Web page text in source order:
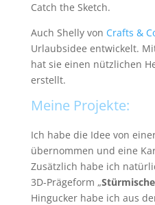
Catch the Sketch.
Auch Shelly von Crafts &
Urlaubsidee entwickelt.
hat sie einen nützlichen
erstellt.
Meine Projekte:
Ich habe die Idee von
übernommen und eine
Zusätzlich habe ich
3D-Prägeform „
Hingucker habe ich aus